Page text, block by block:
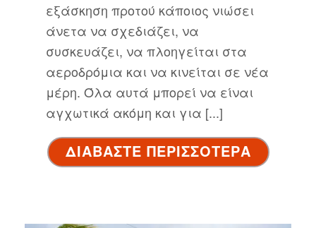
εξάσκηση προτού κάποιος νιώσει
άνετα να σχεδιάζει, να
συσκευάζει, να πλοηγείται στα
αεροδρόμια και να κινείται σε νέα
μέρη. Όλα αυτά μπορεί να είναι
αγχωτικά ακόμη και για [...]
ΔΙΑΒΑΣΤΕ ΠΕΡΙΣΣΟΤΕΡΑ